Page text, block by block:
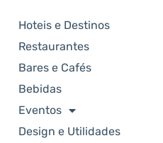
Hoteis e Destinos
Restaurantes
Bares e Cafés
Bebidas
Eventos
Design e Utilidades